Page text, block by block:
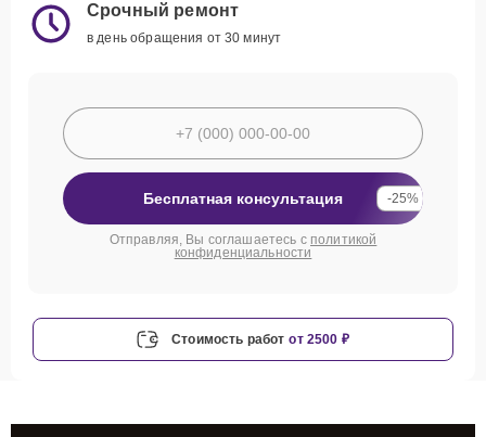
Срочный ремонт
в день обращения от 30 минут
Бесплатная консультация -25%
Отправляя, Вы соглашаетесь с политикой
конфиденциальности
Стоимость работ от 2500 ₽